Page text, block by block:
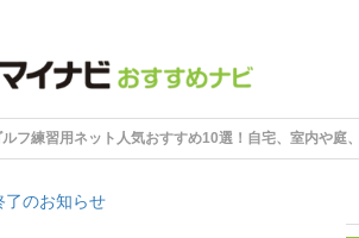
ルフ練習用ネット人気おすすめ10選！自宅、室内や庭
了のお知らせ